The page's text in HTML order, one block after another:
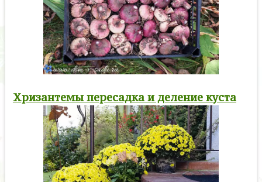
Хризантемы пересадка и деление куста